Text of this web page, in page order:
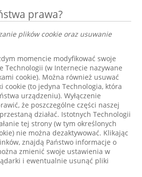
prawa?
plików cookie oraz usuwanie
momencie modyfikować swoje
Technologii (w Internecie nazywane
cookie). Można również usuwać
cookie (to jedyna Technologia, która
urządzeniu). Wyłączenie
że poszczególne części naszej
działać. Istotnych Technologii
tej strony (w tym określonych
nie można dezaktywować. Klikając
znajdą Państwo informacje o
zmienić swoje ustawienia w
i ewentualnie usunąć pliki